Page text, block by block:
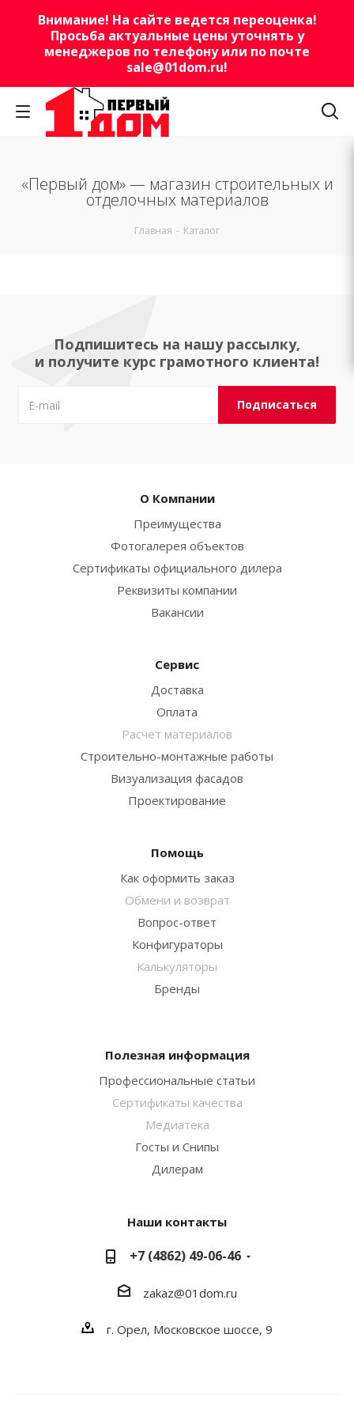
Внимание! На сайте ведется переоценка!
Просьба актуальные цены уточнять у
менеджеров по телефону или по почте
sale@01dom.ru!
«Первый дом» — магазин строительных и
отделочных материалов
Главная - Каталог
Подпишитесь на нашу рассылку,
и получите курс грамотного клиента!
О Компании
Преимущества
Фотогалерея объектов
Сертификаты официального дилера
Реквизиты компании
Вакансии
Сервис
Доставка
Оплата
Расчет материалов
Строительно-монтажные работы
Визуализация фасадов
Проектирование
Помощь
Как оформить заказ
Обмени и возврат
Вопрос-ответ
Конфигураторы
Калькуляторы
Бренды
Полезная информация
Профессиональные статьи
Сертификаты качества
Медиатека
Госты и Снипы
Дилерам
Наши контакты
+7 (4862) 49-06-46
zakaz@01dom.ru
г. Орел, Московское шоссе, 9